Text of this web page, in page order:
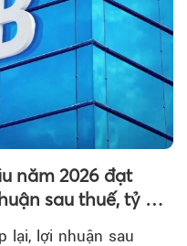
năm 2026 đạt
sau thuế, tỷ lệ
lại, lợi nhuận sau